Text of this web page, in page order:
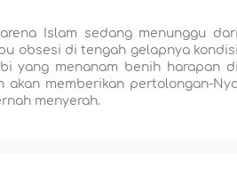
Islam sedang menunggu dari
obsesi di tengah gelapnya kondisi
yang menanam benih harapan di
akan memberikan pertolongan-
menyerah.